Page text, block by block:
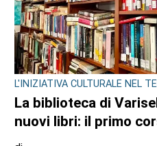
di
Redazione
ULTIME NOTIZIE